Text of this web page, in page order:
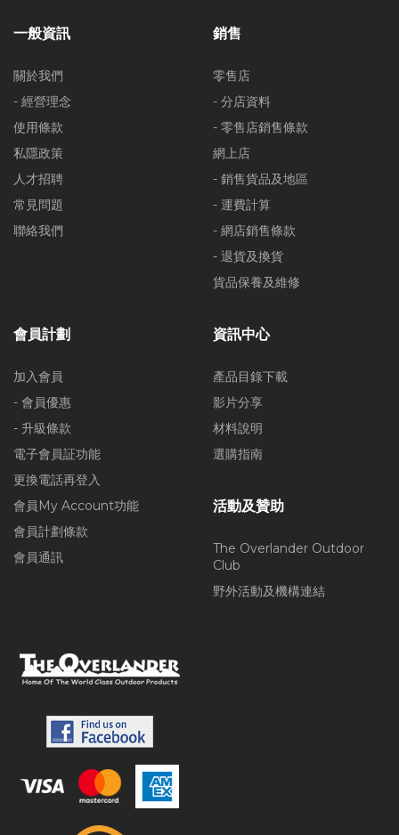
一般資訊
關於我們
- 經營理念
使用條款
私隱政策
人才招聘
常見問題
聯絡我們
銷售
零售店
- 分店資料
- 零售店銷售條款
網上店
- 銷售貨品及地區
- 運費計算
- 網店銷售條款
- 退貨及換貨
貨品保養及維修
會員計劃
加入會員
- 會員優惠
- 升級條款
電子會員証功能
更換電話再登入
會員My Account功能
會員計劃條款
會員通訊
資訊中心
產品目錄下載
影片分享
材料說明
選購指南
活動及贊助
The Overlander Outdoor
Club
野外活動及機構連結